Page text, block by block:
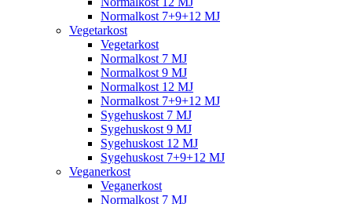
Normalkost 7+9+12 MJ
Vegetarkost
Vegetarkost
Normalkost 7 MJ
Normalkost 9 MJ
Normalkost 12 MJ
Normalkost 7+9+12 MJ
Sygehuskost 7 MJ
Sygehuskost 9 MJ
Sygehuskost 12 MJ
Sygehuskost 7+9+12 MJ
Veganerkost
Veganerkost
Normalkost 7 MJ